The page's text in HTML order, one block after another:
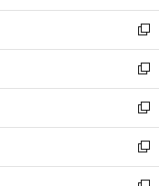
開
く
ウ
で
開
く
ン
ド
ウ
で
開
く
ウ
ィ
ン
ド
ウ
で
開
く
新
し
い
ウ
ィ
ン
ド
ウ
新
し
い
ウ
ィ
ン
新
し
い
ウ
新
し